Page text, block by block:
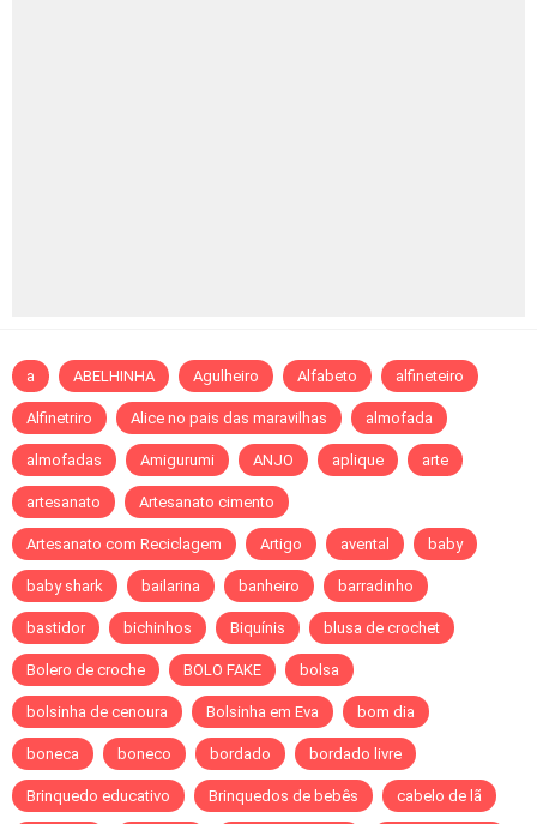
a ABELHINHA Agulheiro Alfabeto alfineteiro
Alfinetriro Alice no pais das maravilhas almofada
almofadas Amigurumi ANJO aplique arte
artesanato Artesanato cimento
Artesanato com Reciclagem Artigo avental baby
baby shark bailarina banheiro barradinho
bastidor bichinhos Biquínis blusa de crochet
Bolero de croche BOLO FAKE bolsa
bolsinha de cenoura Bolsinha em Eva bom dia
boneca boneco bordado bordado livre
Brinquedo educativo Brinquedos de bebês cabelo de lã